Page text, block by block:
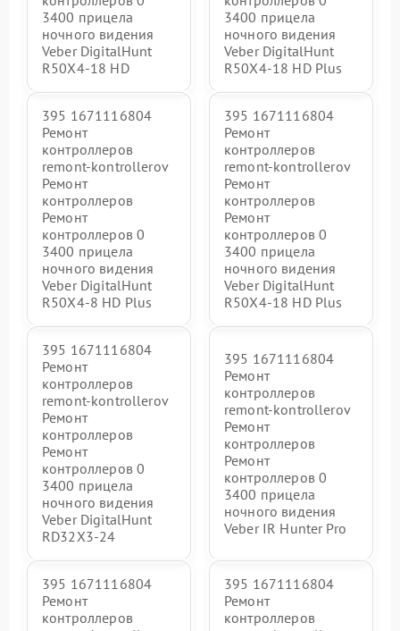
3400 прицела
ночного видения
Veber DigitalHunt
R50X4-18 HD
3400 прицела
ночного видения
Veber DigitalHunt
R50X4-18 HD Plus
395 1671116804
Ремонт
контроллеров
remont-kontrollerov
Ремонт
контроллеров
Ремонт
контроллеров 0
3400 прицела
ночного видения
Veber DigitalHunt
R50X4-8 HD Plus
395 1671116804
Ремонт
контроллеров
remont-kontrollerov
Ремонт
контроллеров
Ремонт
контроллеров 0
3400 прицела
ночного видения
Veber DigitalHunt
R50X4-18 HD Plus
395 1671116804
Ремонт
контроллеров
remont-kontrollerov
Ремонт
контроллеров
Ремонт
контроллеров 0
3400 прицела
ночного видения
Veber DigitalHunt
RD32X3-24
395 1671116804
Ремонт
контроллеров
remont-kontrollerov
Ремонт
контроллеров
Ремонт
контроллеров 0
3400 прицела
ночного видения
Veber IR Hunter Pro
395 1671116804
Ремонт
контроллеров
395 1671116804
Ремонт
контроллеров